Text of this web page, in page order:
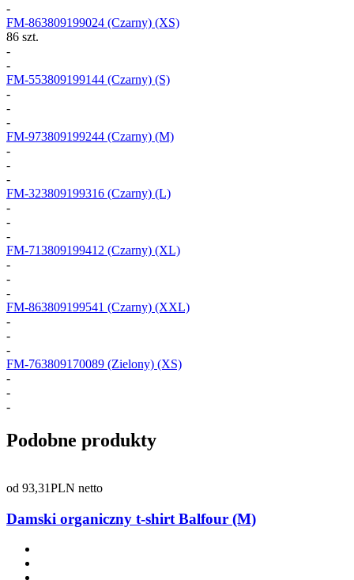
-
FM-863809199024 (Czarny) (XS)
86 szt.
-
-
FM-553809199144 (Czarny) (S)
-
-
-
FM-973809199244 (Czarny) (M)
-
-
-
FM-323809199316 (Czarny) (L)
-
-
-
FM-713809199412 (Czarny) (XL)
-
-
-
FM-863809199541 (Czarny) (XXL)
-
-
-
FM-763809170089 (Zielony) (XS)
-
-
-
Podobne produkty
od 93,31PLN netto
Damski organiczny t-shirt Balfour (M)